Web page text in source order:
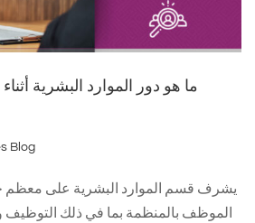
ما هو دور الموارد البشرية
Blog
يشرف قسم الموارد البشرية على معظم
الموظف بالمنظمة بما في ذلك التوظيف